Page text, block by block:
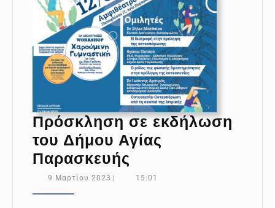
Πρόσκληση σε εκδήλωση
του Δήμου Αγίας
Παρασκευής
σε
9 Μαρτίου 2023 9
15:01